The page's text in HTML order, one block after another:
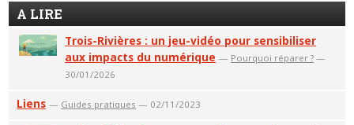
A LIRE
Trois-Rivières : un jeu-vidéo pour sensibiliser
aux impacts du numérique — Pourquoi réparer ? —
30/01/2026
Liens — Guides pratiques — 02/11/2023